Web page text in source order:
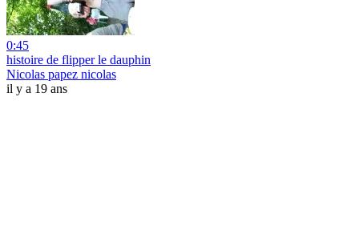
0:45
histoire de flipper le dauphin
Nicolas papez nicolas
il y a 19 ans